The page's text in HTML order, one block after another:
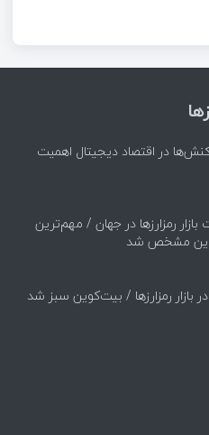
در اقتصاد دیجیتال اهمیت
رمزارزها در جهان / مهم‌ترین
مشخص شد
بازار رمزارزها / بیت‌کوین سبز شد